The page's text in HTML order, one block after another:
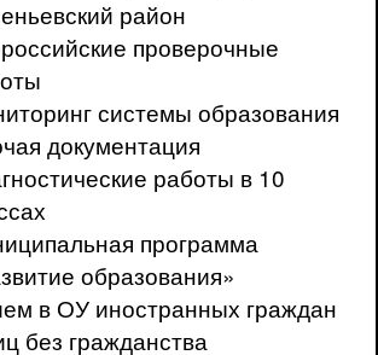
район
проверочные
системы образования
документация
работы в 10
программа
образования»
в ОУ иностранных граждан
без гражданства